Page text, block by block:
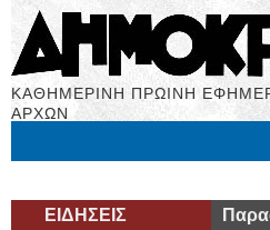
ΚΑΘΗΜΕΡΙΝΗ ΠΡΩΙΝΗ
ΑΡΧΩΝ
ΕΙΔΗΣΕΙΣ